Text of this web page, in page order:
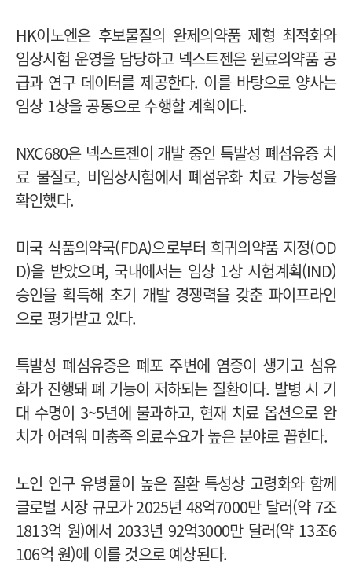
HK이노엔은 후보물질의 완제의약품 제형 최적화와
임상시험 운영을 담당하고 넥스트젠은 원료의약품 공
급과 연구 데이터를 제공한다. 이를 바탕으로 양사는
임상 1상을 공동으로 수행할 계획이다.
NXC680은 넥스트젠이 개발 중인 특발성 폐섬유증 치
료 물질로, 비임상시험에서 폐섬유화 치료 가능성을
확인했다.
미국 식품의약국(FDA)으로부터 희귀의약품 지정(OD
D)을 받았으며, 국내에서는 임상 1상 시험계획(IND)
승인을 획득해 초기 개발 경쟁력을 갖춘 파이프라인
으로 평가받고 있다.
특발성 폐섬유증은 폐포 주변에 염증이 생기고 섬유
화가 진행돼 폐 기능이 저하되는 질환이다. 발병 시 기
대 수명이 3~5년에 불과하고, 현재 치료 옵션으로 완
치가 어려워 미충족 의료수요가 높은 분야로 꼽힌다.
노인 인구 유병률이 높은 질환 특성상 고령화와 함께
글로벌 시장 규모가 2025년 48억7000만 달러(약 7조
1813억 원)에서 2033년 92억3000만 달러(약 13조6
106억 원)에 이를 것으로 예상된다.